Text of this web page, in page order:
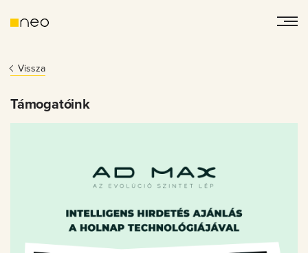
Vissza
Támogatóink